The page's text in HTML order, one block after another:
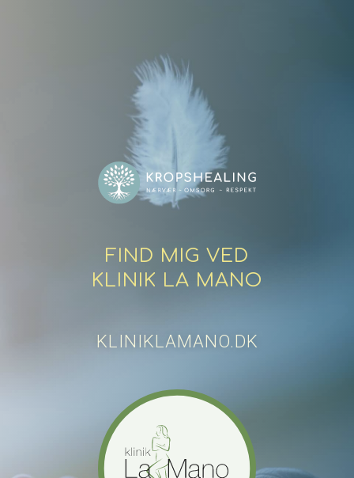
FIND MIG VED
KLINIK LA MANO
KLINIKLAMANO.DK